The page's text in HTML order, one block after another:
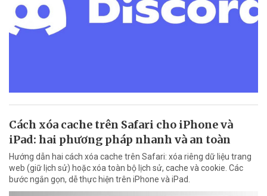
Cách xóa cache trên Safari cho iPhone và
iPad: hai phương pháp nhanh và an toàn
Hướng dẫn hai cách xóa cache trên Safari: xóa riêng dữ liệu trang
web (giữ lịch sử) hoặc xóa toàn bộ lịch sử, cache và cookie. Các
bước ngắn gọn, dễ thực hiện trên iPhone và iPad.